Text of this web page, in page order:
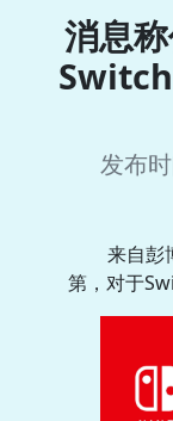
消息
发布
来自彭
第，对于